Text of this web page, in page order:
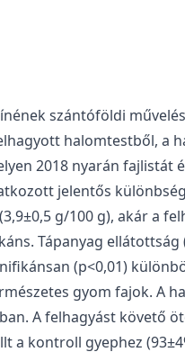
szántóföldi
halomtestből, a
2018 nyarán
jelentős
g/100 g), akár a
Tápanyag ellátottság
(p<0,01)
gyom fajok. A
A felhagyást követő
kontroll gyephez